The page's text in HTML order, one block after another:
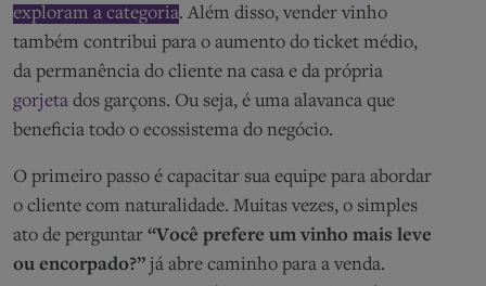
exploram a categoria. Além disso, vender vinho
também contribui para o aumento do ticket médio,
da permanência do cliente na casa e da própria
gorjeta dos garçons. Ou seja, é uma alavanca que
beneficia todo o ecossistema do negócio.
O primeiro passo é capacitar sua equipe para abordar
o cliente com naturalidade. Muitas vezes, o simples
ato de perguntar “Você prefere um vinho mais leve
ou encorpado?” já abre caminho para a venda.